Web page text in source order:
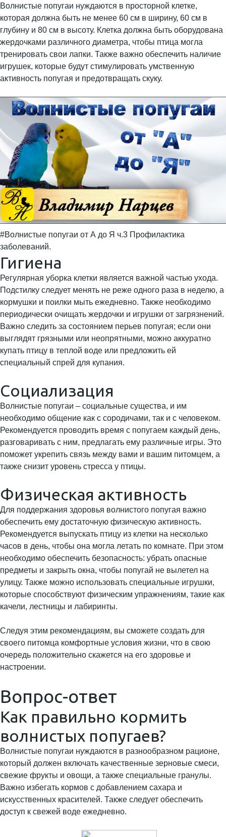
Волнистые попугаи нуждаются в просторной клетке,
которая должна быть не менее 60 см в ширину, 60 см в
глубину и 80 см в высоту. Клетка должна быть оборудована
жердочками различного диаметра, чтобы птица могла
тренировать свои лапки. Также важно обеспечить наличие
игрушек, которые будут стимулировать умственную
активность попугая и предотвращать скуку.
#Волнистые попугаи от А до Я ч.3 Профилактика
заболеваний.
Гигиена
Регулярная уборка клетки является важной частью ухода.
Подстилку следует менять не реже одного раза в неделю, а
кормушки и поилки мыть ежедневно. Также необходимо
периодически очищать жердочки и игрушки от загрязнений.
Важно следить за состоянием перьев попугая; если они
выглядят грязными или неопрятными, можно аккуратно
купать птицу в теплой воде или предложить ей
специальный спрей для купания.
Социализация
Волнистые попугаи – социальные существа, и им
необходимо общение как с сородичами, так и с человеком.
Рекомендуется проводить время с попугаем каждый день,
разговаривать с ним, предлагать ему различные игры. Это
поможет укрепить связь между вами и вашим питомцем, а
также снизит уровень стресса у птицы.
Физическая активность
Для поддержания здоровья волнистого попугая важно
обеспечить ему достаточную физическую активность.
Рекомендуется выпускать птицу из клетки на несколько
часов в день, чтобы она могла летать по комнате. При этом
необходимо обеспечить безопасность: убрать опасные
предметы и закрыть окна, чтобы попугай не вылетел на
улицу. Также можно использовать специальные игрушки,
которые способствуют физическим упражнениям, такие как
качели, лестницы и лабиринты.
Следуя этим рекомендациям, вы сможете создать для
своего питомца комфортные условия жизни, что в свою
очередь положительно скажется на его здоровье и
настроении.
Вопрос-ответ
Как правильно кормить
волнистых попугаев?
Волнистые попугаи нуждаются в разнообразном рационе,
который должен включать качественные зерновые смеси,
свежие фрукты и овощи, а также специальные гранулы.
Важно избегать кормов с добавлением сахара и
искусственных красителей. Также следует обеспечить
доступ к свежей воде ежедневно.